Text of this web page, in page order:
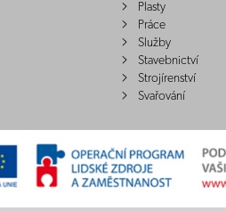
Plasty
Práce
Služby
Stavebnictví
Strojírenství
Svařování